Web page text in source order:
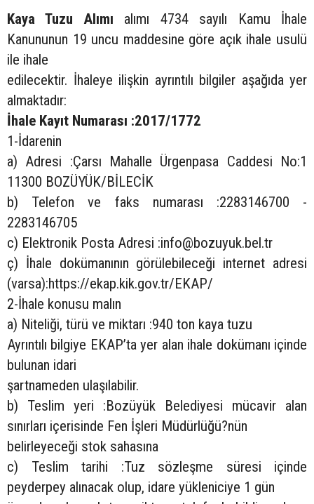
Kaya Tuzu Alımı alımı 4734 sayılı Kamu İhale
Kanununun 19 uncu maddesine göre açık ihale usulü
ile ihale
edilecektir. İhaleye ilişkin ayrıntılı bilgiler aşağıda yer
almaktadır:
İhale Kayıt Numarası :2017/1772
1-İdarenin
a) Adresi :Çarsı Mahalle Ürgenpasa Caddesi No:1
11300 BOZÜYÜK/BİLECİK
b) Telefon ve faks numarası :2283146700 -
2283146705
c) Elektronik Posta Adresi :info@bozuyuk.bel.tr
ç) İhale dokümanının görülebileceği internet adresi
(varsa):https://ekap.kik.gov.tr/EKAP/
2-İhale konusu malın
a) Niteliği, türü ve miktarı :940 ton kaya tuzu
Ayrıntılı bilgiye EKAP’ta yer alan ihale dokümanı içinde
bulunan idari
şartnameden ulaşılabilir.
b) Teslim yeri :Bozüyük Belediyesi mücavir alan
sınırları içerisinde Fen İşleri Müdürlüğü?nün
belirleyeceği stok sahasına
c) Teslim tarihi :Tuz sözleşme süresi içinde
peyderpey alınacak olup, idare yükleniciye 1 gün